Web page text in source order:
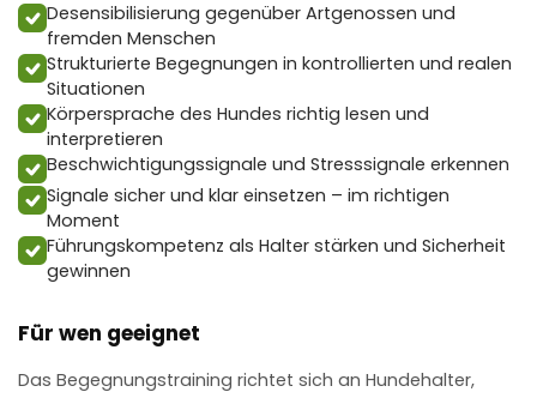
Desensibilisierung gegenüber Artgenossen und
fremden Menschen
Strukturierte Begegnungen in kontrollierten und realen
Situationen
Körpersprache des Hundes richtig lesen und
interpretieren
Beschwichtigungssignale und Stresssignale erkennen
Signale sicher und klar einsetzen – im richtigen
Moment
Führungskompetenz als Halter stärken und Sicherheit
gewinnen
Für wen geeignet
Das Begegnungstraining richtet sich an Hundehalter,